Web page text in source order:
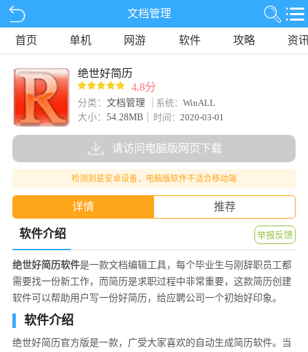
文档管理
首页 单机 网游 软件 攻略 资
绝世好简历
4.8分
分类： 文档管理 系统： WinALL
大小： 54.28MB 时间： 2020-03-01
请访问电脑版网页下载
检测到是安卓设备，电脑版软件不适合移动端
详情 推荐
软件介绍 举报反馈
绝世好简历软件是一款文档编辑工具，每个毕业生与刚辞职员工都
需要找一份新工作，而简历是求职过程中非常重要，这款简历创建
软件可以帮助用户写一份好简历，给应聘公司一个初始好印象。
软件介绍
绝世好简历官方版是一款，广受大家喜欢的自动生成简历软件。当